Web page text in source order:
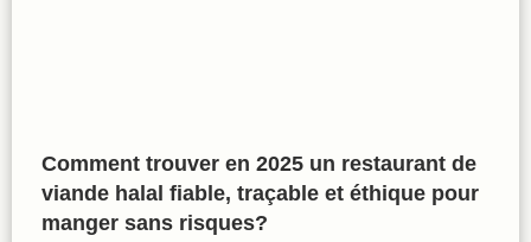
Comment trouver en 2025 un restaurant de
viande halal fiable, traçable et éthique pour
manger sans risques?